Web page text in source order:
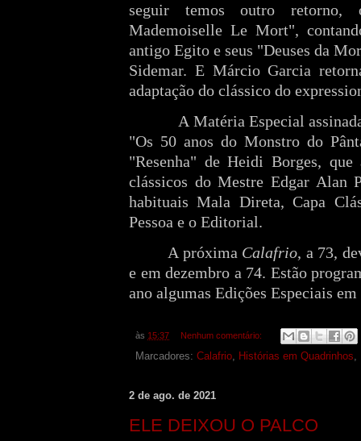
seguir temos outro retorno,
Mademoiselle Le Mort",
antigo Egito e seus "Deuses da
Sidemar. E Márcio Garcia
adaptação do clássico do
A Matéria Especial
"Os 50 anos do Monstro do
"Resenha" de Heidi Borges,
clássicos do Mestre Edgar Alan
habituais Mala Direta, Capa
Pessoa e o Editorial.
A próxima Calafrio, a 73,
e em dezembro a 74. Estão
ano algumas Edições Especiais
às 15:37 Nenhum comentário:
Marcadores: Calafrio, Histórias em Quadrinhos,
2 de ago. de 2021
ELE DEIXOU O PALCO